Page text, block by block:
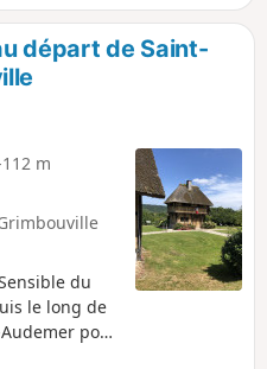
départ de Saint-
m
du
le long de
pour